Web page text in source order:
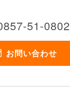
51-0802
お問い合わせ